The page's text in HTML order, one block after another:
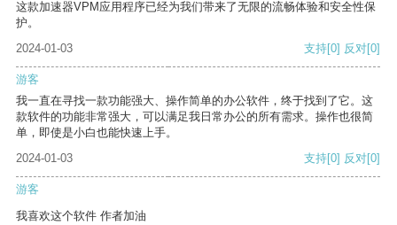
这款加速器VPM应用程序已经为我们带来了无限的流畅体验和安全性保
护。
2024-01-03
支持[0] 反对[0]
游客
我一直在寻找一款功能强大、操作简单的办公软件，终于找到了它。这
款软件的功能非常强大，可以满足我日常办公的所有需求。操作也很简
单，即使是小白也能快速上手。
2024-01-03
支持[0] 反对[0]
游客
我喜欢这个软件 作者加油